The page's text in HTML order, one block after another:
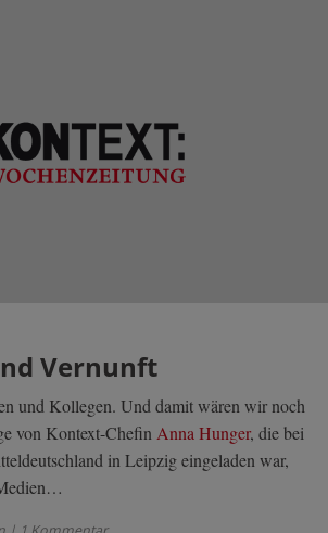
Vernunft
und Kollegen. Und damit wären wir noch
von Kontext-Chefin Anna Hunger, die bei
in Leipzig eingeladen war,